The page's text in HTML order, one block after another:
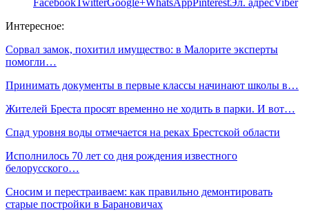
Facebook TwitterGoogle+WhatsAppPinterestЭл. адресViber
Интересное:
Сорвал замок, похитил имущество: в Малорите эксперты
помогли…
Принимать документы в первые классы начинают школы в…
Жителей Бреста просят временно не ходить в парки. И вот…
Спад уровня воды отмечается на реках Брестской области
Исполнилось 70 лет со дня рождения известного
белорусского…
Сносим и перестраиваем: как правильно демонтировать
старые постройки в Барановичах